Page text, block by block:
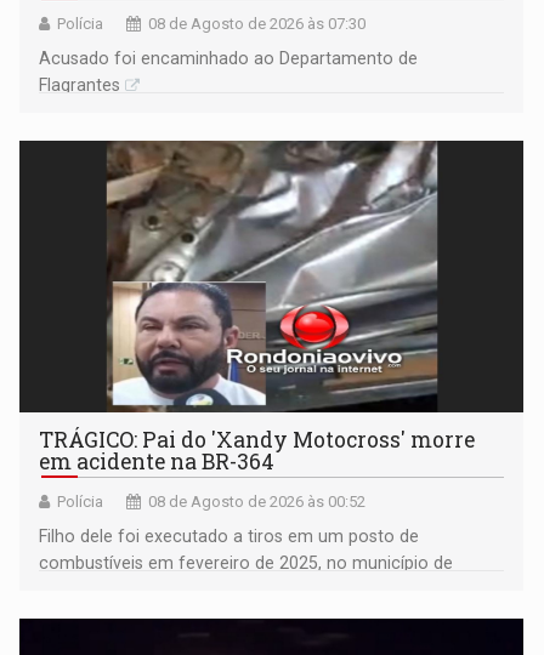
Polícia 08 de Agosto de 2026 às 07:30
Acusado foi encaminhado ao Departamento de
Flagrantes
TRÁGICO: Pai do 'Xandy Motocross' morre
em acidente na BR-364
Polícia 08 de Agosto de 2026 às 00:52
Filho dele foi executado a tiros em um posto de
combustíveis em fevereiro de 2025, no município de